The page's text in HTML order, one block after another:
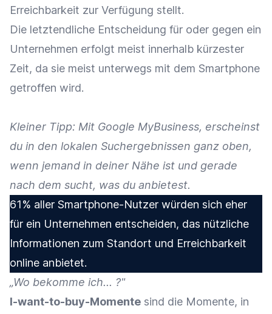
Erreichbarkeit zur Verfügung stellt.
Die letztendliche Entscheidung für oder gegen ein
Unternehmen erfolgt meist innerhalb kürzester
Zeit, da sie meist unterwegs mit dem Smartphone
getroffen wird.
Kleiner Tipp: Mit Google MyBusiness, erscheinst
du in den lokalen Suchergebnissen ganz oben,
wenn jemand in deiner Nähe ist und gerade
nach dem sucht, was du anbietest.
61% aller Smartphone-Nutzer würden sich eher
für ein Unternehmen entscheiden, das nützliche
Informationen zum Standort und Erreichbarkeit
online anbietet.
„Wo bekomme ich... ?"
I-want-to-buy-Momente sind die Momente, in